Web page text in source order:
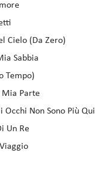
Cielo (Da Zero)
Sabbia
Tempo)
Mia Parte
Occhi Non Sono Più Qui
Un Re